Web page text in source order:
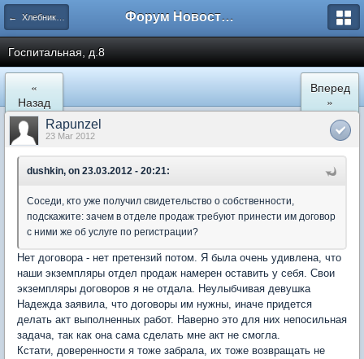
← Хлебниково Форум Новостройки
Госпитальная, д.8
«
Назад
Вперед
»
Rapunzel
23 Mar 2012
dushkin, on 23.03.2012 - 20:21:
Соседи, кто уже получил свидетельство о собственности,
подскажите: зачем в отделе продаж требуют принести им договор
с ними же об услуге по регистрации?
Нет договора - нет претензий потом. Я была очень удивлена, что
наши экземпляры отдел продаж намерен оставить у себя. Свои
экземпляры договоров я не отдала. Неулыбчивая девушка
Надежда заявила, что договоры им нужны, иначе придется
делать акт выполненных работ. Наверно это для них непосильная
задача, так как она сама сделать мне акт не смогла.
Кстати, доверенности я тоже забрала, их тоже возвращать не